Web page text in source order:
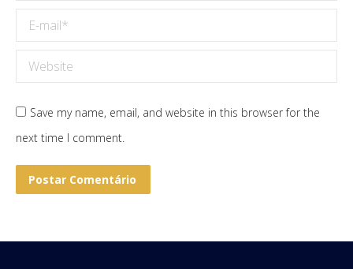
E-mail *
Website
Save my name, email, and website in this browser for the
next time I comment.
Postar Comentário